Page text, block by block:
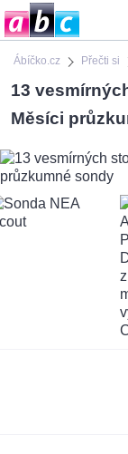
Ábíčko.cz Přečti si
13
Měsíci